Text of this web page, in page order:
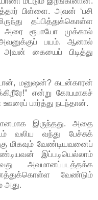
பிள்ளை. அவன் ‘பசி
தப்பித்துக்கொள்ள
ரூபாயோ முக்கால்
பயம். ஆனால்
அவன் கையைப் பிடித்து
மனுஷன்? கடன்காரன்
என்று கோபமாகச்
பார்த்து நடந்தான்.
இருந்தது. அதை
வலிய வந்து பேச்சுக்
மிகவும் வேண்டியவனைப்
இப்படியெல்லாம்
அவமானப்படத்தக்க
வேண்டும்
அது.